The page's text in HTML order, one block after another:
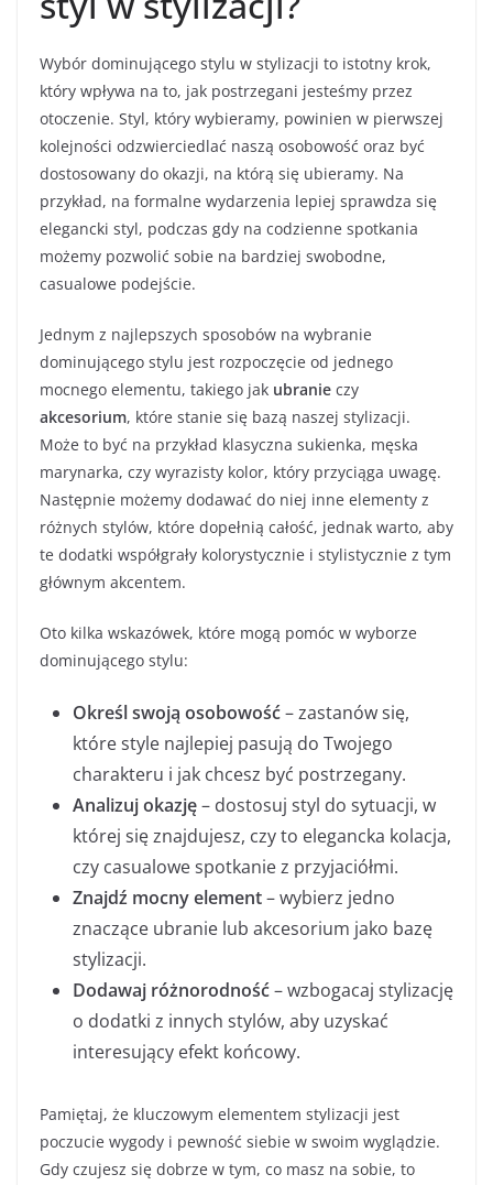
Wybór dominującego stylu w stylizacji to istotny krok,
który wpływa na to, jak postrzegani jesteśmy przez
otoczenie. Styl, który wybieramy, powinien w pierwszej
kolejności odzwierciedlać naszą osobowość oraz być
dostosowany do okazji, na którą się ubieramy. Na
przykład, na formalne wydarzenia lepiej sprawdza się
elegancki styl, podczas gdy na codzienne spotkania
możemy pozwolić sobie na bardziej swobodne,
casualowe podejście.
Jednym z najlepszych sposobów na wybranie
dominującego stylu jest rozpoczęcie od jednego
mocnego elementu, takiego jak ubranie czy
akcesorium, które stanie się bazą naszej stylizacji.
Może to być na przykład klasyczna sukienka, męska
marynarka, czy wyrazisty kolor, który przyciąga uwagę.
Następnie możemy dodawać do niej inne elementy z
różnych stylów, które dopełnią całość, jednak warto, aby
te dodatki współgrały kolorystycznie i stylistycznie z tym
głównym akcentem.
Oto kilka wskazówek, które mogą pomóc w wyborze
dominującego stylu:
Określ swoją osobowość– zastanów się,
które style najlepiej pasują do Twojego
charakteru i jak chcesz być postrzegany.
Analizuj okazję– dostosuj styl do sytuacji, w
której się znajdujesz, czy to elegancka kolacja,
czy casualowe spotkanie z przyjaciółmi.
Znajdź mocny element– wybierz jedno
znaczące ubranie lub akcesorium jako bazę
stylizacji.
Dodawaj różnorodność– wzbogacaj stylizację
o dodatki z innych stylów, aby uzyskać
interesujący efekt końcowy.
Pamiętaj, że kluczowym elementem stylizacji jest
poczucie wygody i pewność siebie w swoim wyglądzie.
Gdy czujesz się dobrze w tym, co masz na sobie, to